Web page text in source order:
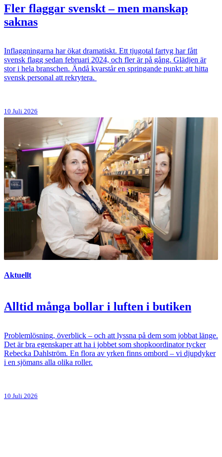
Fler flaggar svenskt – men manskap
saknas
Inflaggningarna har ökat dramatiskt. Ett tjugotal fartyg har fått
svensk flagg sedan februari 2024, och fler är på gång. Glädjen är
stor i hela branschen. Ändå kvarstår en springande punkt: att hitta
svensk personal att rekrytera.
10 Juli 2026
Aktuellt
Alltid många bollar i luften i butiken
Problemlösning, överblick – och att lyssna på dem som jobbat länge.
Det är bra egenskaper att ha i jobbet som shopkoordinator tycker
Rebecka Dahlström. En flora av yrken finns ombord – vi djupdyker
i en sjömans alla olika roller.
10 Juli 2026